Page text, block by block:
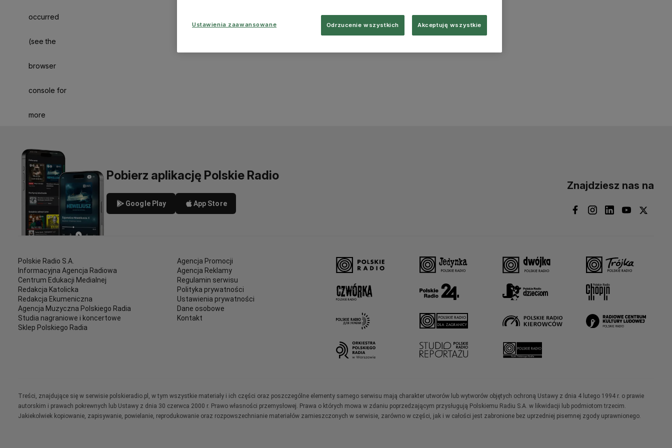
occurred
(see the
browser
console for
more
Pobierz aplikację Polskie Radio
Google Play App Store
Znajdziesz nas na
Polskie Radio S.A.
Informacyjna Agencja Radiowa
Centrum Edukacji Medialnej
Redakcja Katolicka
Redakcja Ekumeniczna
Agencja Muzyczna Polskiego Radia
Studia nagraniowe i koncertowe
Sklep Polskiego Radia
Agencja Promocji
Agencja Reklamy
Regulamin serwisu
Polityka prywatności
Ustawienia prywatności
Dane osobowe
Kontakt
Treści, znajdujące się w serwisie polskieradio.pl, w tym wszystkie materiały i ich części oraz poszczególne elementy samego serwisu mają charakter utworów lub wytworów objętych ochroną Ustawy z dnia 4 lutego 1994 r. o prawie
autorskim i prawach pokrewnych lub Ustawy z dnia 30 czerwca 2000 r. Prawo własności przemysłowej. Prawa o których mowa w zdaniu poprzedzającym przysługują Polskiemu Radiu S.A. w likwidacji lub podmiotom trzecim.
Jakiekolwiek kopiowanie, zapisywanie, powielanie, reprodukowanie oraz rozpowszechnianie materiałów zamieszczonych w serwisie, zarówno w części, jak i w całości jest zabronione bez uprzedniej pisemnej zgody uprawnionego.
Ustawienia zaawansowane Odrzucenie wszystkich Akceptuję wszystkie